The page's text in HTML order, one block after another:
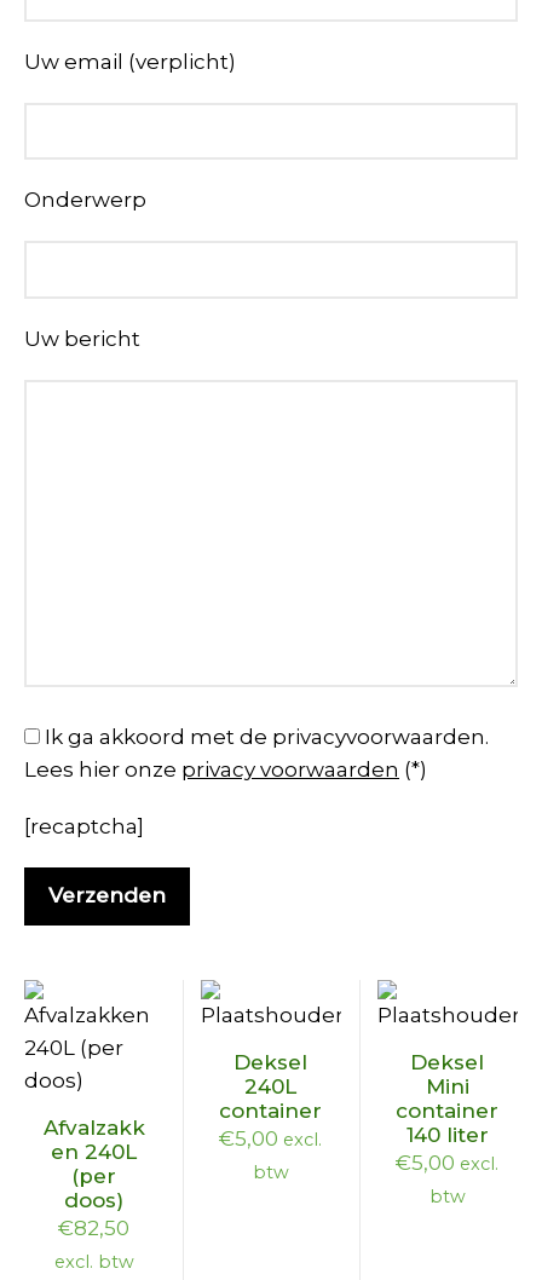
Uw email (verplicht)
Onderwerp
Uw bericht
Ik ga akkoord met de privacyvoorwaarden.
Lees hier onze privacy voorwaarden (*)
[recaptcha]
Afvalzakk
en 240L
(per
doos)
€82,50
excl. btw
product
heeft
meerdere
variaties.
Deksel
240L
container
€5,00 excl.
btw
product
heeft
meerdere
variaties.
Deksel
Mini
container
140 liter
€5,00 excl.
btw